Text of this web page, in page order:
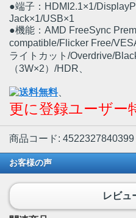
●端子：HDMI2.1×1/
Jack×1/USB×1
●機能：AMD FreeSync
compatible/Flicker Free/
ライトカット/Overdrive/
（3W×2）/HDR、
、
更に登録ユーザー
商品コード: 4522327840399
お客様の声
レビュ